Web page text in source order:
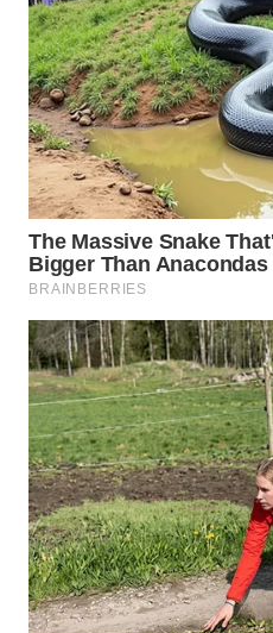
WN
SULUT
WN
MALUKU
WN
MALUT
DAIRI
WN
DANAU
TOBA
WN
NIAS
WN
LANGKAT